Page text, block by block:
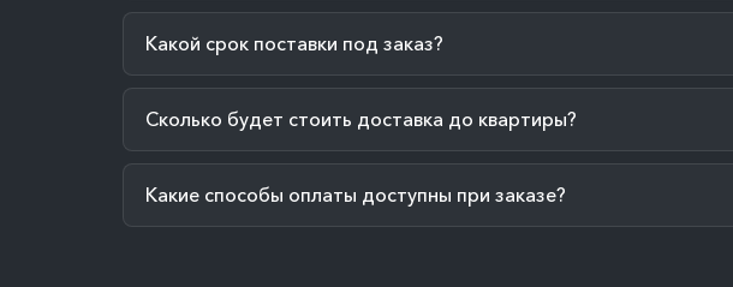
Какой срок поставки под заказ?
Сколько будет стоить доставка до квартиры?
Какие способы оплаты доступны при заказе?